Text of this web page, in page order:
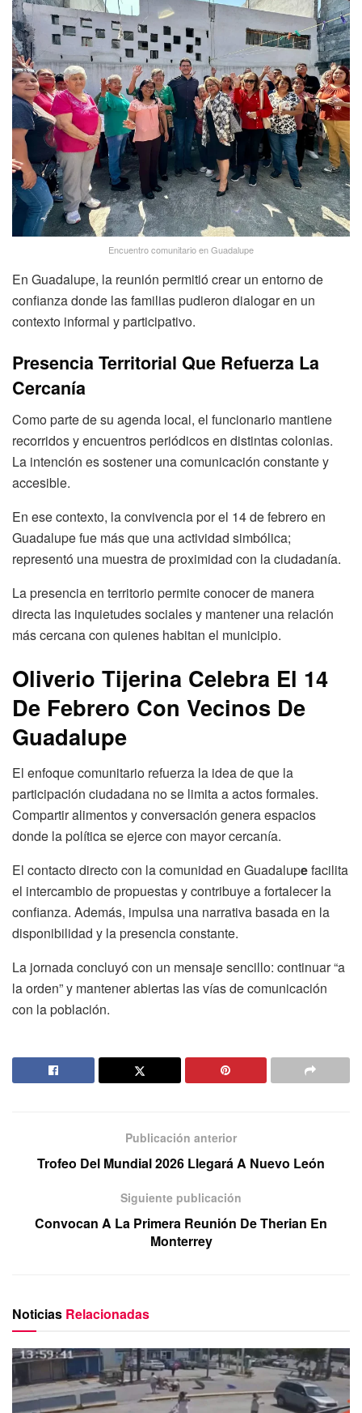
Encuentro comunitario en Guadalupe
En Guadalupe, la reunión permitió crear un entorno de
confianza donde las familias pudieron dialogar en un
contexto informal y participativo.
Presencia Territorial Que Refuerza La
Cercanía
Como parte de su agenda local, el funcionario mantiene
recorridos y encuentros periódicos en distintas colonias.
La intención es sostener una comunicación constante y
accesible.
En ese contexto, la convivencia por el 14 de febrero en
Guadalupe fue más que una actividad simbólica;
representó una muestra de proximidad con la ciudadanía.
La presencia en territorio permite conocer de manera
directa las inquietudes sociales y mantener una relación
más cercana con quienes habitan el municipio.
Oliverio Tijerina Celebra El 14
De Febrero Con Vecinos De
Guadalupe
El enfoque comunitario refuerza la idea de que la
participación ciudadana no se limita a actos formales.
Compartir alimentos y conversación genera espacios
donde la política se ejerce con mayor cercanía.
El contacto directo con la comunidad en Guadalupefacilita
el intercambio de propuestas y contribuye a fortalecer la
confianza. Además, impulsa una narrativa basada en la
disponibilidad y la presencia constante.
La jornada concluyó con un mensaje sencillo: continuar “a
la orden” y mantener abiertas las vías de comunicación
con la población.
Publicación anterior
Trofeo Del Mundial 2026 Llegará A Nuevo León
Siguiente publicación
Convocan A La Primera Reunión De Therian En
Monterrey
Noticias Relacionadas